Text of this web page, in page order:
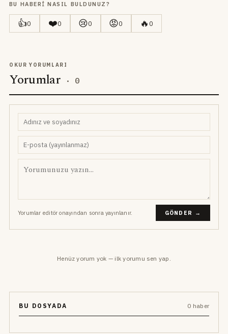
BU HABERI NASIL BULDUNUZ?
👍0 ❤️0 😢0 😡0 🔥0
OKUR YORUMLARI
Yorumlar · 0
Yorumlar editör onayından sonra yayınlanır. GÖNDER →
Henüz yorum yok — ilk yorumu sen yap.
BU DOSYADA 0 haber